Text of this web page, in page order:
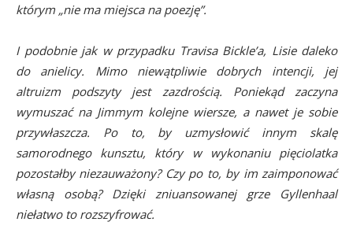
którym „nie ma miejsca na poezję”.
I podobnie jak w przypadku Travisa Bickle’a, Lisie daleko
do anielicy. Mimo niewątpliwie dobrych intencji, jej
altruizm podszyty jest zazdrością. Poniekąd zaczyna
wymuszać na Jimmym kolejne wiersze, a nawet je sobie
przywłaszcza. Po to, by uzmysłowić innym skalę
samorodnego kunsztu, który w wykonaniu pięciolatka
pozostałby niezauważony? Czy po to, by im zaimponować
własną osobą? Dzięki zniuansowanej grze Gyllenhaal
niełatwo to rozszyfrować.